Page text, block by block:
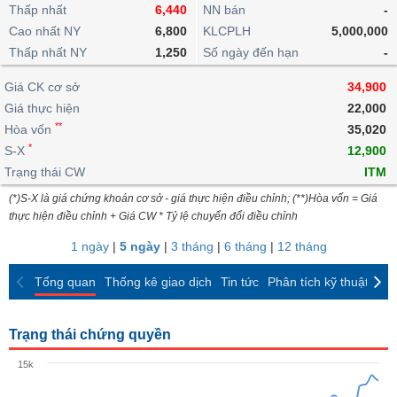
lỗ
dịch
nội
Niên
giám
Tài
liệu
cổ
Định
giá
ngoài
doanh
Top
cổ
phiếu
ngành
giao
dịch
dịch
Chứng
quyền
quan
Thống
giao
dịch
Thống
giao
dịch
Tin
tức
Phân
tích
kỹ
thuật
trực
tuyến
Bộ
lọc
cổ
So
sánh
Báo
cáo
Vĩ
mô
lai
Chứng
quyền
Trái
phiếu
IR
Awards
tạo
Dịch
vụ
Thấp nhất
6,440
Cao nhất NY
6,800
Thấp nhất NY
1,250
NN bán
-
KLCPLH
5,000,000
Số ngày đến hạn
-
Giá CK cơ sở
34,900
Giá thực hiện
22,000
Hòa vốn **
35,020
S-X *
12,900
Trạng thái CW
ITM
(*)S-X là giá chứng khoán cơ sở - giá thực hiện điều chỉnh; (**)Hòa vốn = Giá
thực hiện điều chỉnh + Giá CW * Tỷ lệ chuyển đổi điều chỉnh
1 ngày| 5 ngày| 3 tháng | 6 tháng | 12 tháng
Tổng quan Thống kê giao dịch Tin tức Phân tích kỹ thuật
Trạng thái chứng quyền
15k
BẤT
ĐỘNG
SẢN
TÀI
CHÍNH
HÀNG
KINH